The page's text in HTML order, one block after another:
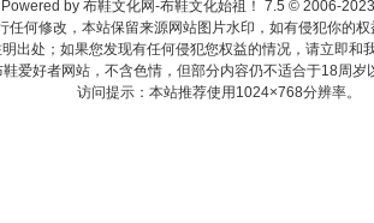
Powered by 布鞋文化网-布鞋文化始祖！ 7.5 © 2006-2023
任何修改，本站保留来源网站图片水印，如有侵犯你的
出处；如果您发现有任何侵犯您权益的情况，请立即和
爱好者网站，不含色情，但部分内容仍不适合于18周岁
访问提示：本站推荐使用1024×768分辨率。